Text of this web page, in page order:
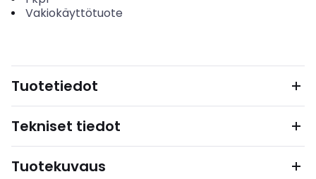
Vakiokäyttötuote
Tuotetiedot
Tekniset tiedot
Tuotekuvaus